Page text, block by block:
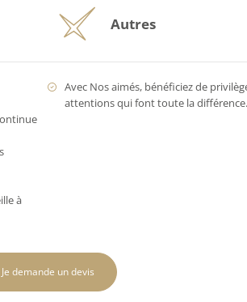
à
Autres
Avec Nos aimés, bénéficiez de
attentions qui font toute la
Je demande un devis